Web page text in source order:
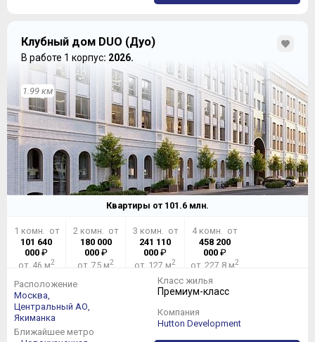
Клубный дом DUO (Дуо)
В работе 1 корпус: 2026.
1.99 км
Квартиры от 101.6 млн.
1 комн. от
101 640
000 ₽
от 46 м2
2 комн. от
180 000
000₽
от 75 м2
3 комн. от
241 110
000 ₽
от 127 м2
4 комн. от
458 200
000₽
от 227,8 м2
Расположение
Москва,
Центральный АО,
Якиманка
Ближайшее метро
Класс жилья
Премиум-класс
Компания
Hutton Development